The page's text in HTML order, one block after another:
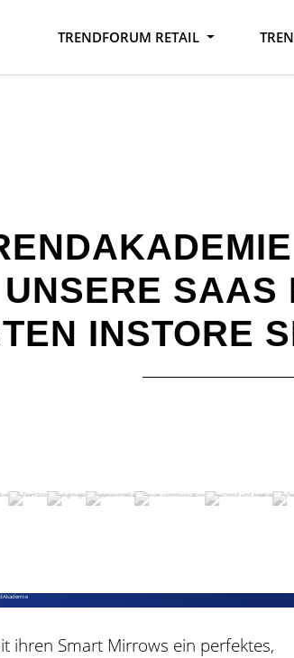
TRENDFORUM RETAIL
SAAS
INSTORE
ihren Smart Mirrows ein perfektes,